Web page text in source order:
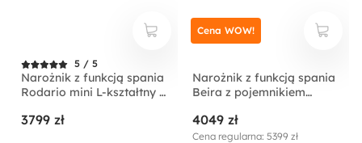
5 / 5
Narożnik z funkcją spania
Rodario mini L-kształtny z
ciemnobeżowy sztruks
3799 zł
Narożnik z funkcją spania
Beira z pojemnikiem
4049 zł
Cena regularna: 5399 zł
Cena WOW!